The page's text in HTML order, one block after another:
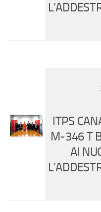
ITPS
M-346 T
AI